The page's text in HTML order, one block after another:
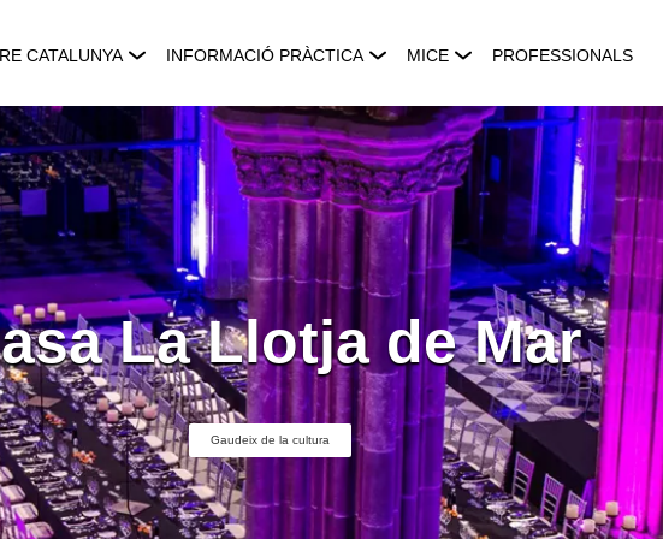
CATALUNYA INFORMACIÓ PRÀCTICA MICE PROFESSIONALS
La Llotja de Mar
Gaudeix de la cultura